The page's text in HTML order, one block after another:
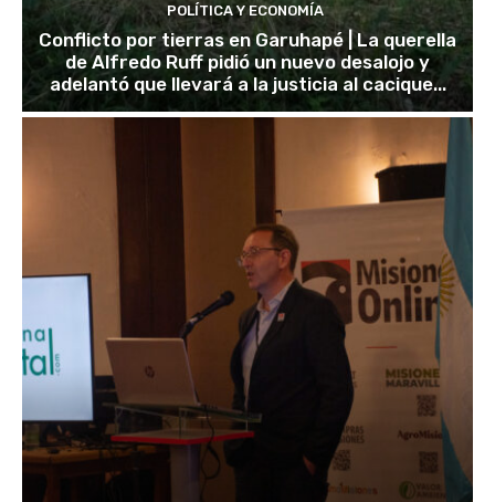
POLÍTICA Y ECONOMÍA
Conflicto por tierras en Garuhapé | La querella
de Alfredo Ruff pidió un nuevo desalojo y
adelantó que llevará a la justicia al cacique...